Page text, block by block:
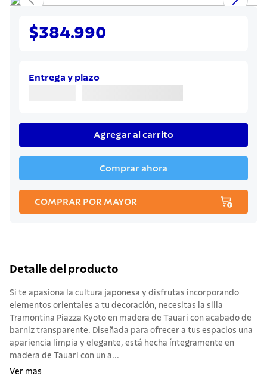
$384.990
Entrega y plazo
Agregar al carrito
Comprar ahora
COMPRAR POR MAYOR
Detalle del producto
Si te apasiona la cultura japonesa y disfrutas incorporando
elementos orientales a tu decoración, necesitas la silla
Tramontina Piazza Kyoto en madera de Tauari con acabado de
barniz transparente. Diseñada para ofrecer a tus espacios una
apariencia limpia y elegante, está hecha íntegramente en
madera de Tauari con un a...
Ver mas
allegra
10. termo